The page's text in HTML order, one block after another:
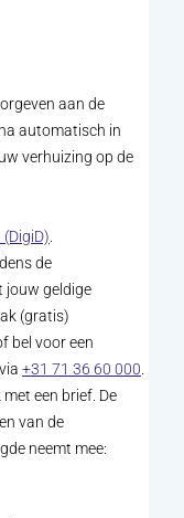
aan de
automatisch in
verhuizing op de
de
jouw geldige
(gratis)
in nieuw tabblad)
bel voor een
+31 71 36 60 000
een brief. De
van de
neemt mee: